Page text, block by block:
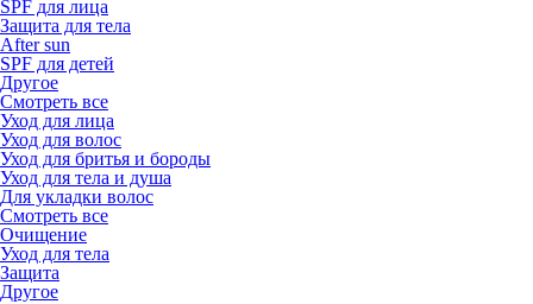
SPF для лица
Защита для тела
After sun
SPF для детей
Другое
Смотреть все
Уход для лица
Уход для волос
Уход для бритья и бороды
Уход для тела и душа
Для укладки волос
Смотреть все
Очищение
Уход для тела
Защита
Другое